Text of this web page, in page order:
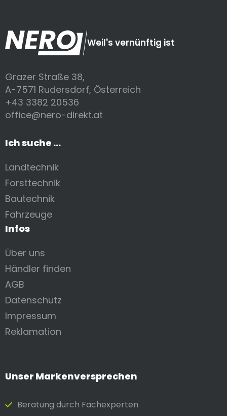
Weil's vernünftig ist
Grazer Straße 38,
A-7571 Rudersdorf, Österreich
+43 3382 20536
office@nero-direkt.at
Ich suche ...
Landtechnik
Forsttechnik
Bautechnik
Fahrzeuge
Infos
Über uns
Händler finden
AGB
Datenschutz
Impressum
Reklamation
Unser Markenversprechen
Beratung durch Fach­experten